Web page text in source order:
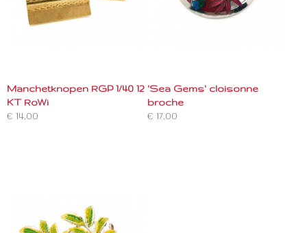
Manchetknopen RGP 1/40 12
KT RoWi
€ 14,00
'Sea Gems' cloisonne
broche
€ 17,00